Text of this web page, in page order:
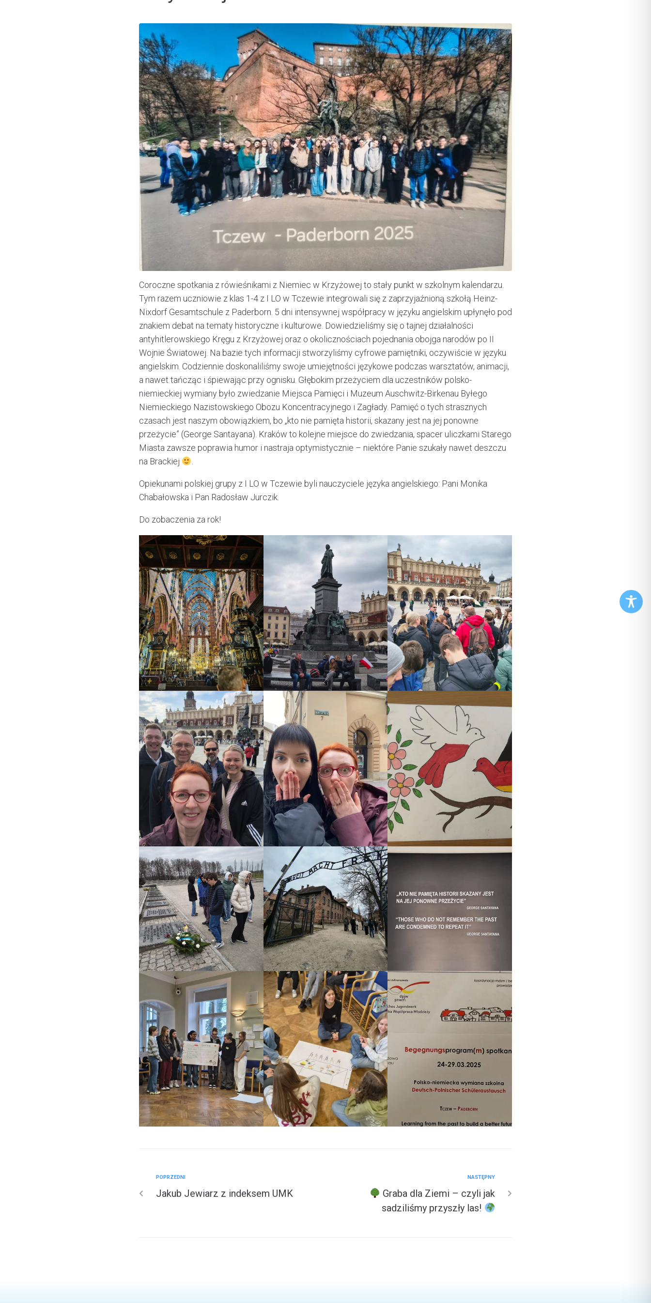
Coroczne spotkania z rówieśnikami z Niemiec w Krzyżowej to stały punkt w szkolnym kalendarzu.
Tym razem uczniowie z klas 1-4 z I LO w Tczewie integrowali się z zaprzyjaźnioną szkołą Heinz-
Nixdorf Gesamtschule z Paderborn. 5 dni intensywnej współpracy w języku angielskim upłynęło pod
znakiem debat na tematy historyczne i kulturowe. Dowiedzieliśmy się o tajnej działalności
antyhitlerowskiego Kręgu z Krzyżowej oraz o okolicznościach pojednania obojga narodów po II
Wojnie Światowej. Na bazie tych informacji stworzyliśmy cyfrowe pamiętniki, oczywiście w języku
angielskim. Codziennie doskonaliliśmy swoje umiejętności językowe podczas warsztatów, animacji,
a nawet tańcząc i śpiewając przy ognisku. Głębokim przeżyciem dla uczestników polsko-
niemieckiej wymiany było zwiedzanie Miejsca Pamięci i Muzeum Auschwitz-Birkenau Byłego
Niemieckiego Nazistowskiego Obozu Koncentracyjnego i Zagłady. Pamięć o tych strasznych
czasach jest naszym obowiązkiem, bo „kto nie pamięta historii, skazany jest na jej ponowne
przeżycie” (George Santayana). Kraków to kolejne miejsce do zwiedzania, spacer uliczkami Starego
Miasta zawsze poprawia humor i nastraja optymistycznie – niektóre Panie szukały nawet deszczu
na Brackiej
.
Opiekunami polskiej grupy z I LO w Tczewie byli nauczyciele języka angielskiego: Pani Monika
Chabałowska i Pan Radosław Jurczik.
Do zobaczenia za rok!
POPRZEDNI
Jakub Jewiarz z indeksem UMK
NASTĘPNY
Graba dla Ziemi – czyli jak
sadziliśmy przyszły las!